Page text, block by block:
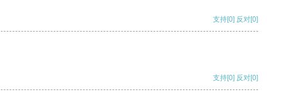
支持[0] 反对[0]
支持[0] 反对[0]